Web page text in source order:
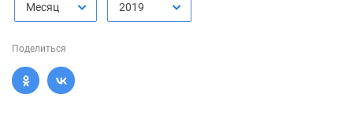
Месяц 2019
Поделиться